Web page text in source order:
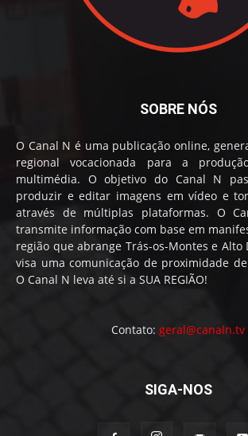
SOBRE NÓS
O Canal N é uma publicação online,
regional vocacionada para a
multimédia. O objetivo do Canal N
produzir e editar imagens em vídeo e
através de múltiplas plataformas. O
transmite informação com base em
região que abrange Trás-os-Montes e Alto
visa uma comunicação de proximidade
O Canal N leva até si a SUA REGIÃO!
Contato: geral@canaln.tv
SIGA-NOS